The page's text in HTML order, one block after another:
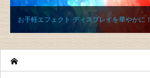
お手軽エフェクト ディスプレイを華やかに！